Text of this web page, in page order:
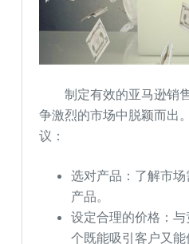
制定有效的亚马逊销
争激烈的市场中脱颖而出
议：
选对产品：了解市
产品。
设定合理的价格：
个既能吸引客户又